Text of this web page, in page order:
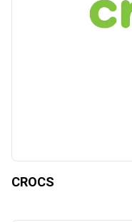
CROCS